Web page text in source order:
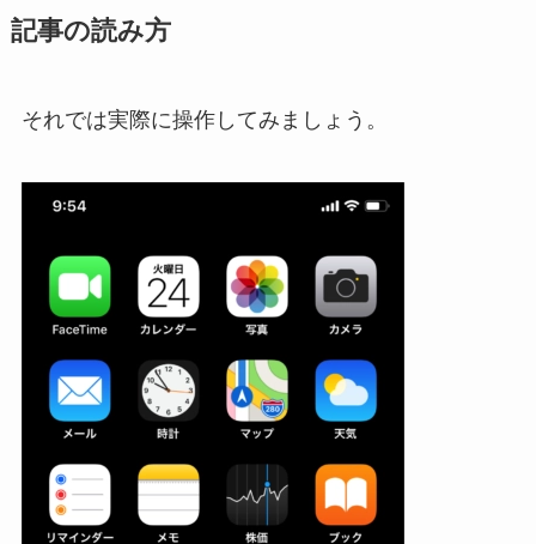
記事の読み方
それでは実際に操作してみましょう。